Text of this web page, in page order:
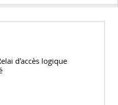
d'accès logique